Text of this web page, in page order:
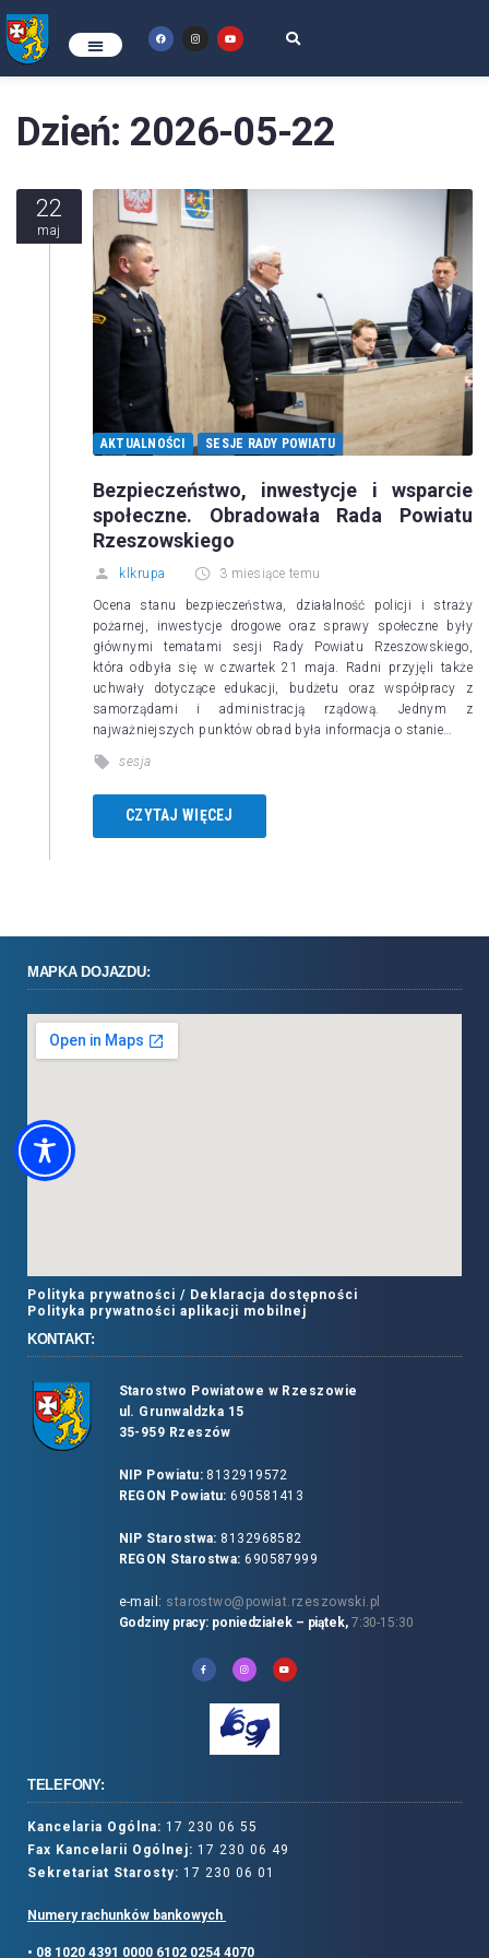
Dzień: 2026-05-22
22
maj
AKTUALNOŚCI SESJE RADY POWIATU
Bezpieczeństwo, inwestycje i wsparcie
społeczne. Obradowała Rada Powiatu
Rzeszowskiego
klkrupa 3 miesiące temu
Ocena stanu bezpieczeństwa, działalność policji i straży
pożarnej, inwestycje drogowe oraz sprawy społeczne były
głównymi tematami sesji Rady Powiatu Rzeszowskiego,
która odbyła się w czwartek 21 maja. Radni przyjęli także
uchwały dotyczące edukacji, budżetu oraz współpracy z
samorządami i administracją rządową. Jednym z
najważniejszych punktów obrad była informacja o stanie…
sesja
CZYTAJ WIĘCEJ
MAPKA DOJAZDU:
Polityka prywatności / Deklaracja dostępności
Polityka prywatności aplikacji mobilnej
KONTAKT:
Starostwo Powiatowe w Rzeszowie
ul. Grunwaldzka 15
35-959 Rzeszów
NIP Powiatu:8132919572
REGON Powiatu: 690581413
NIP Starostwa: 8132968582
REGON Starostwa: 690587999
e-mail: starostwo@powiat.rzeszowski.pl
Godziny pracy: poniedziałek – piątek, 7:30-15:30
TELEFONY:
Kancelaria Ogólna: 17 230 06 55
Fax Kancelarii Ogólnej: 17 230 06 49
Sekretariat Starosty: 17 230 06 01
Numery rachunków bankowych
• 08 1020 4391 0000 6102 0254 4070